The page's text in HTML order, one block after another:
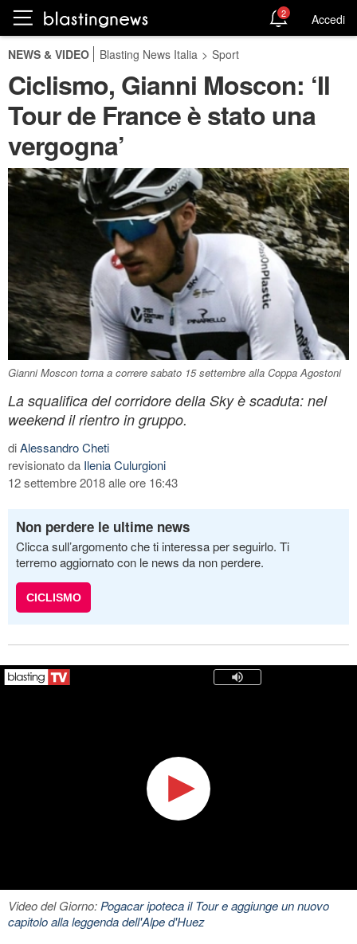
2 Accedi
NEWS & VIDEO Blasting News Italia > Sport
Ciclismo, Gianni Moscon: ‘Il
Tour de France è stato una
vergogna’
Gianni Moscon torna a correre sabato 15 settembre alla Coppa Agostoni
La squalifica del corridore della Sky è scaduta: nel
weekend il rientro in gruppo.
diAlessandro Cheti
revisionato da Ilenia Culurgioni
12 settembre 2018 alle ore 16:43
Non perdere le ultime news
Clicca sull’argomento che ti interessa per seguirlo. Ti
terremo aggiornato con le news da non perdere.
CICLISMO
Video del Giorno:Pogacar ipoteca il Tour e aggiunge un nuovo
capitolo alla leggenda dell'Alpe d'Huez